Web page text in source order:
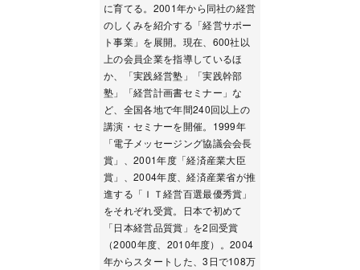
に育てる。2001年から同社の経営
のしくみを紹介する「経営サポー
ト事業」を展開。現在、600社以
上の会員企業を指導しているほ
か、「実践経営塾」「実践幹部
塾」「経営計画書セミナー」な
ど、全国各地で年間240回以上の
講演・セミナーを開催。1999年
「電子メッセージング協議会会長
賞」、2001年度「経済産業大臣
賞」、2004年度、経済産業省が推
進する「ＩＴ経営百選最優秀賞」
をそれぞれ受賞。日本で初めて
「日本経営品質賞」を2回受賞
（2000年度、2010年度）。2004
年からスタートした、3日で108万